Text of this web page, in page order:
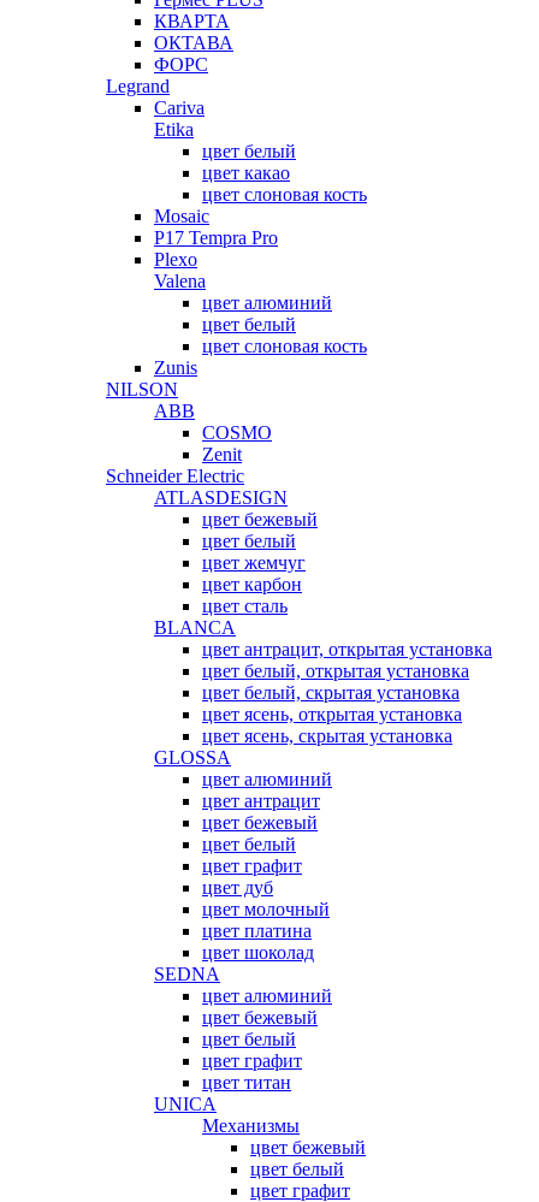
КВАРТА
ОКТАВА
ФОРС
Legrand
Cariva
Etika
цвет белый
цвет какао
цвет слоновая кость
Mosaic
P17 Tempra Pro
Plexo
Valena
цвет алюминий
цвет белый
цвет слоновая кость
Zunis
NILSON
ABB
COSMO
Zenit
Schneider Electric
ATLASDESIGN
цвет бежевый
цвет белый
цвет жемчуг
цвет карбон
цвет сталь
BLANCA
цвет антрацит, открытая установка
цвет белый, открытая установка
цвет белый, скрытая установка
цвет ясень, открытая установка
цвет ясень, скрытая установка
GLOSSA
цвет алюминий
цвет антрацит
цвет бежевый
цвет белый
цвет графит
цвет дуб
цвет молочный
цвет платина
цвет шоколад
SEDNA
цвет алюминий
цвет бежевый
цвет белый
цвет графит
цвет титан
UNICA
Механизмы
цвет бежевый
цвет белый
цвет графит